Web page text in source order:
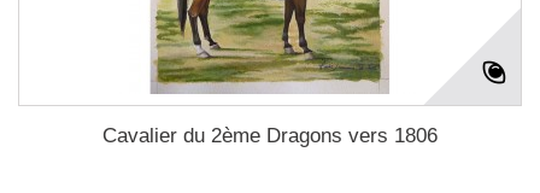
Cavalier du 2ème Dragons vers 1806